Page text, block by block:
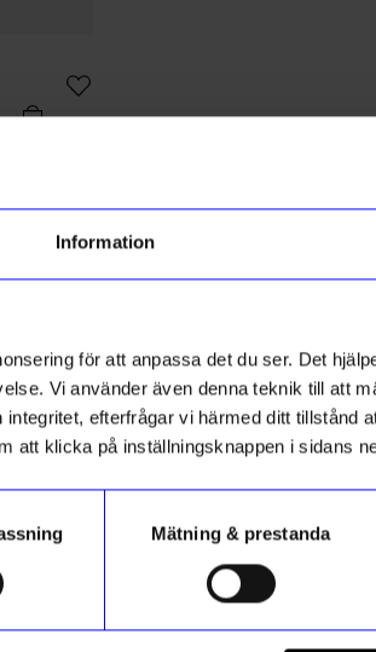
Information
för att anpassa det du ser. Det
Vi använder även denna teknik till att
efterfrågar vi härmed ditt tillstånd
att klicka på inställningsknappen i sidans
Mätning & prestanda
149kr
på ditt